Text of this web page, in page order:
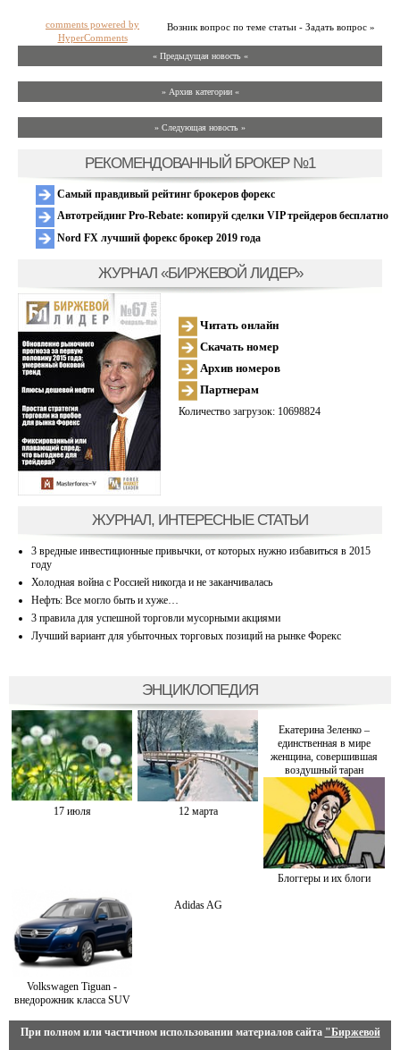
Возник вопрос по теме статьи - Задать вопрос »
comments powered by
HyperComments
« Предыдущая новость «
» Архив категории «
» Следующая новость »
РЕКОМЕНДОВАННЫЙ БРОКЕР №1
Самый правдивый рейтинг брокеров форекс
Автотрейдинг Pro-Rebate: копируй сделки VIP трейдеров бесплатно
Nord FX лучший форекс брокер 2019 года
ЖУРНАЛ «БИРЖЕВОЙ ЛИДЕР»
Читать онлайн
Скачать номер
Архив номеров
Партнерам
Количество загрузок: 10698824
ЖУРНАЛ, ИНТЕРЕСНЫЕ СТАТЬИ
3 вредные инвестиционные привычки, от которых нужно избавиться в 2015
году
Холодная война с Россией никогда и не заканчивалась
Нефть: Все могло быть и хуже…
3 правила для успешной торговли мусорными акциями
Лучший вариант для убыточных торговых позиций на рынке Форекс
ЭНЦИКЛОПЕДИЯ
17 июля 12 марта
Екатерина Зеленко –
единственная в мире
женщина, совершившая
воздушный таран
Блоггеры и их блоги
Volkswagen Tiguan -
внедорожник класса SUV
Adidas AG
При полном или частичном использовании материалов сайта "Биржевой